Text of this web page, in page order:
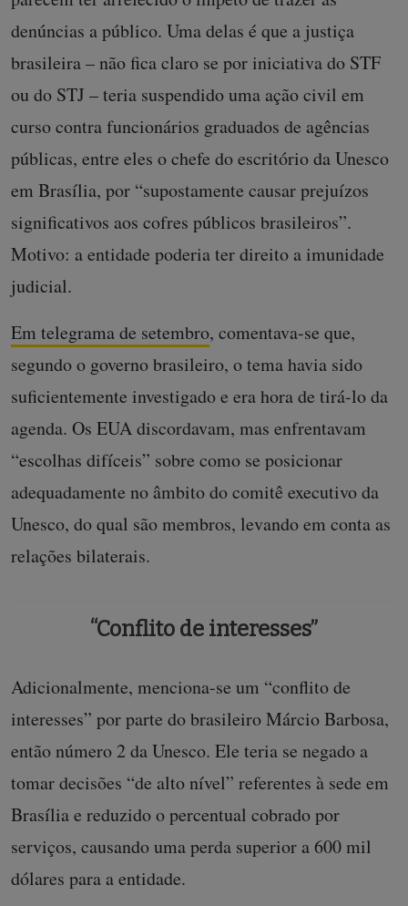
denúncias a público. Uma delas é que a justiça
brasileira – não fica claro se por iniciativa do STF
ou do STJ – teria suspendido uma ação civil em
curso contra funcionários graduados de agências
públicas, entre eles o chefe do escritório da Unesco
em Brasília, por “supostamente causar prejuízos
significativos aos cofres públicos brasileiros”.
Motivo: a entidade poderia ter direito a imunidade
judicial.
Em telegrama de setembro, comentava-se que,
segundo o governo brasileiro, o tema havia sido
suficientemente investigado e era hora de tirá-lo da
agenda. Os EUA discordavam, mas enfrentavam
“escolhas difíceis” sobre como se posicionar
adequadamente no âmbito do comitê executivo da
Unesco, do qual são membros, levando em conta as
relações bilaterais.
“Conflito de interesses”
Adicionalmente, menciona-se um “conflito de
interesses” por parte do brasileiro Márcio Barbosa,
então número 2 da Unesco. Ele teria se negado a
tomar decisões “de alto nível” referentes à sede em
Brasília e reduzido o percentual cobrado por
serviços, causando uma perda superior a 600 mil
dólares para a entidade.